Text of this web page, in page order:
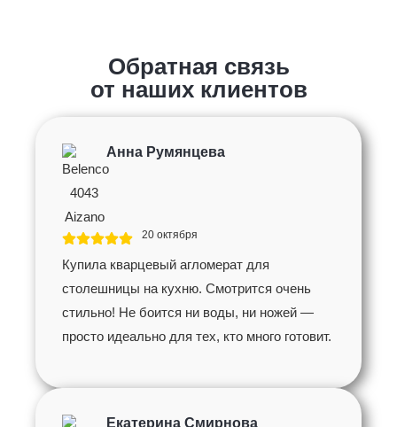
Обратная связь
от наших клиентов
Анна Румянцева
20 октября
Купила кварцевый агломерат для
столешницы на кухню. Смотрится очень
стильно! Не боится ни воды, ни ножей —
просто идеально для тех, кто много готовит.
Екатерина Смирнова